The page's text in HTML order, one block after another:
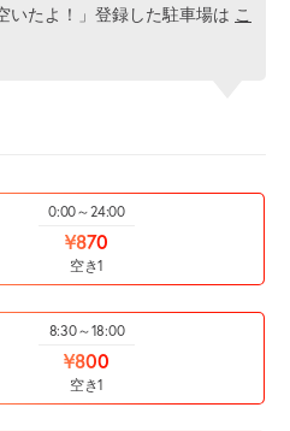
いたよ！」登録した駐車場は こ
0:00～24:00
¥870
空き1
8:30～18:00
¥800
空き1